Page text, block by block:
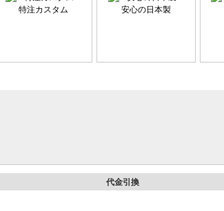
特注カスタム 安心の日本製
代金引換